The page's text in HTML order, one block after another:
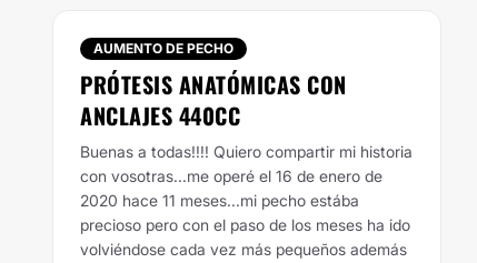
AUMENTO DE PECHO
PRÓTESIS ANATÓMICAS CON
ANCLAJES 440CC
Buenas a todas!!!! Quiero compartir mi historia
con vosotras...me operé el 16 de enero de
2020 hace 11 meses...mi pecho estába
precioso pero con el paso de los meses ha ido
volviéndose cada vez más pequeños además